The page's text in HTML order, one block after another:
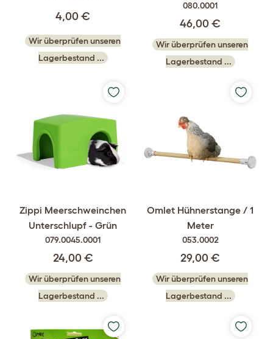
4,00 €
Wir überprüfen unseren
Lagerbestand ...
080.0001
46,00 €
Wir überprüfen unseren
Lagerbestand ...
Zippi Meerschweinchen
Unterschlupf - Grün
079.0045.0001
24,00 €
Wir überprüfen unseren
Lagerbestand ...
Omlet Hühnerstange / 1
Meter
053.0002
29,00 €
Wir überprüfen unseren
Lagerbestand ...